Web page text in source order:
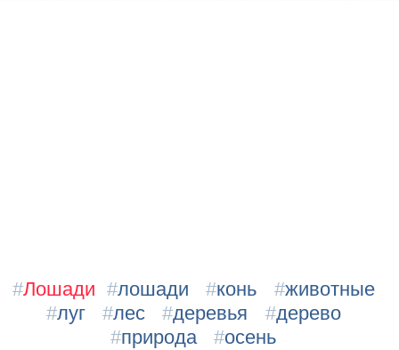
#Лошади #лошади #конь #животные
#луг #лес #деревья #дерево
#природа #осень